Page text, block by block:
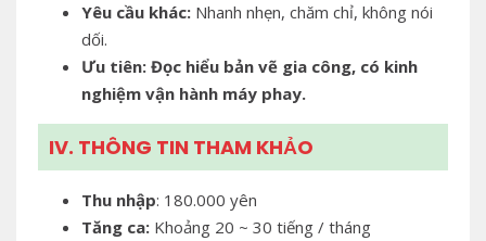
Yêu cầu khác: Nhanh nhẹn, chăm chỉ, không nói
dối.
Ưu tiên: Đọc hiểu bản vẽ gia công, có kinh
nghiệm vận hành máy phay.
IV. THÔNG TIN THAM KHẢO
Thu nhập: 180.000 yên
Tăng ca: Khoảng 20 ~ 30 tiếng / tháng